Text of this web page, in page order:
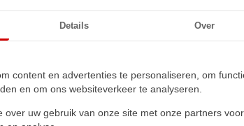
Details Over
content en advertenties te personaliseren, om
en om ons websiteverkeer te analyseren.
over uw gebruik van onze site met onze partners voor
met zaaggleuf DIN